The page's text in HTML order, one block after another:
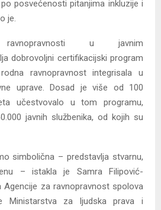
posvećenosti pitanjima inkluzije i
je.
u javnim
dobrovoljni certifikacijski program
ravnopravnost integrisala u
uprave. Dosad je više od 100
učestvovalo u tom programu,
javnih službenika, od kojih su
simbolična – predstavlja stvarnu,
– istakla je Samra Filipović-
Agencije za ravnopravnost spolova
Ministarstva za ljudska prava i